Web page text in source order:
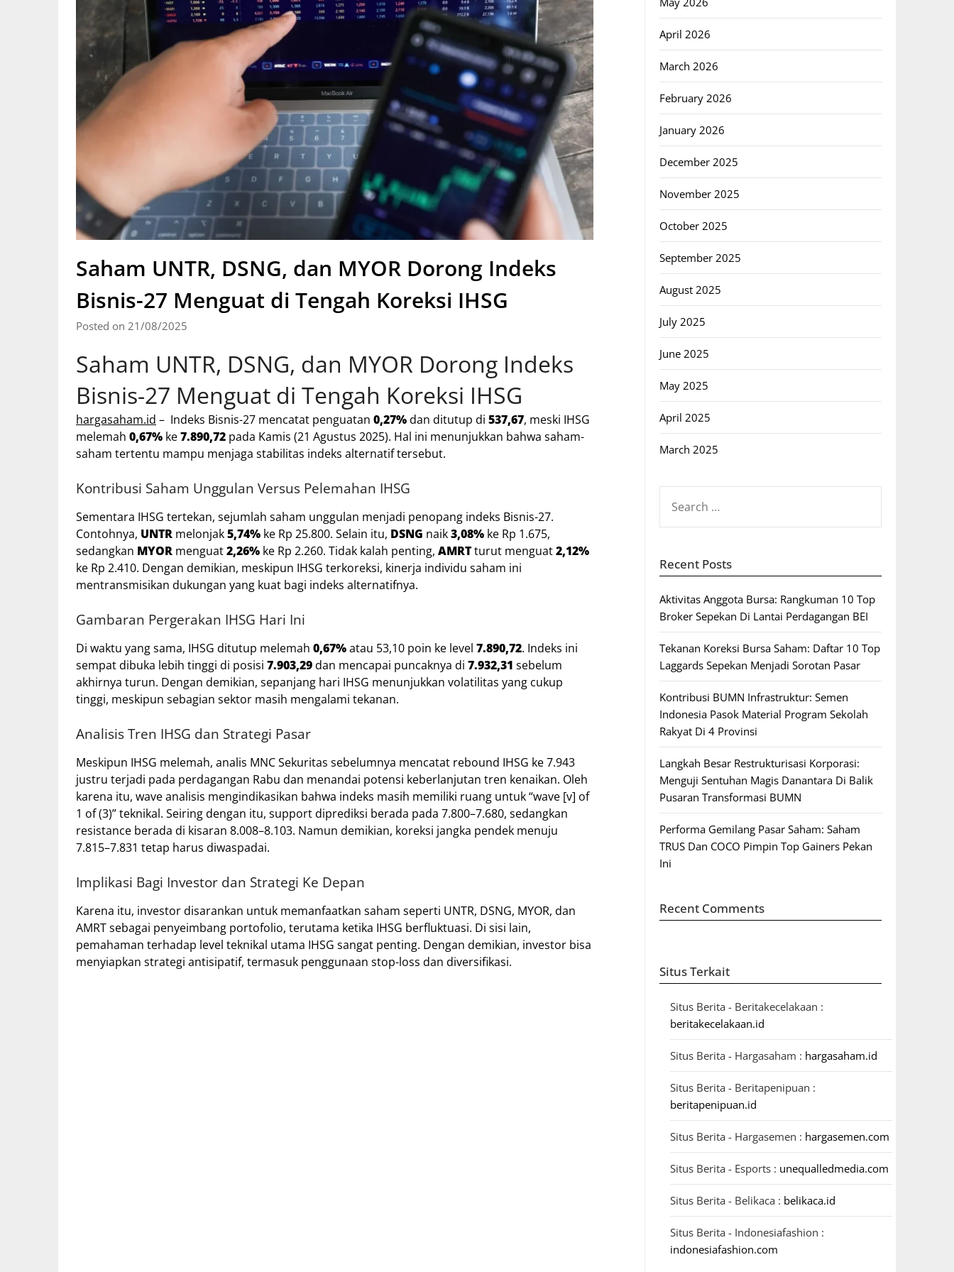
Saham UNTR, DSNG, dan MYOR Dorong Indeks
Bisnis-27 Menguat di Tengah Koreksi IHSG
Posted on 21/08/2025
Saham UNTR, DSNG, dan MYOR Dorong Indeks
Bisnis-27 Menguat di Tengah Koreksi IHSG
hargasaham.id – Indeks Bisnis-27 mencatat penguatan 0,27%dan ditutup di 537,67, meski IHSG
melemah 0,67% ke7.890,72 pada Kamis (21 Agustus 2025). Hal ini menunjukkan bahwa saham-
saham tertentu mampu menjaga stabilitas indeks alternatif tersebut.
Kontribusi Saham Unggulan Versus Pelemahan IHSG
Sementara IHSG tertekan, sejumlah saham unggulan menjadi penopang indeks Bisnis-27.
Contohnya, UNTR melonjak5,74% ke Rp 25.800. Selain itu, DSNG naik3,08% ke Rp 1.675,
sedangkan MYOR menguat2,26% ke Rp 2.260. Tidak kalah penting, AMRTturut menguat2,12%
ke Rp 2.410. Dengan demikian, meskipun IHSG terkoreksi, kinerja individu saham ini
mentransmisikan dukungan yang kuat bagi indeks alternatifnya.
Gambaran Pergerakan IHSG Hari Ini
Di waktu yang sama, IHSG ditutup melemah 0,67%atau 53,10 poin ke level 7.890,72. Indeks ini
sempat dibuka lebih tinggi di posisi 7.903,29dan mencapai puncaknya di 7.932,31 sebelum
akhirnya turun. Dengan demikian, sepanjang hari IHSG menunjukkan volatilitas yang cukup
tinggi, meskipun sebagian sektor masih mengalami tekanan.
Analisis Tren IHSG dan Strategi Pasar
Meskipun IHSG melemah, analis MNC Sekuritas sebelumnya mencatat rebound IHSG ke 7.943
justru terjadi pada perdagangan Rabu dan menandai potensi keberlanjutan tren kenaikan. Oleh
karena itu, wave analisis mengindikasikan bahwa indeks masih memiliki ruang untuk “wave [v] of
1 of (3)” teknikal. Seiring dengan itu, support diprediksi berada pada 7.800–7.680, sedangkan
resistance berada di kisaran 8.008–8.103. Namun demikian, koreksi jangka pendek menuju
7.815–7.831 tetap harus diwaspadai.
Implikasi Bagi Investor dan Strategi Ke Depan
Karena itu, investor disarankan untuk memanfaatkan saham seperti UNTR, DSNG, MYOR, dan
AMRT sebagai penyeimbang portofolio, terutama ketika IHSG berfluktuasi. Di sisi lain,
pemahaman terhadap level teknikal utama IHSG sangat penting. Dengan demikian, investor bisa
menyiapkan strategi antisipatif, termasuk penggunaan stop-loss dan diversifikasi.
April 2026
March 2026
February 2026
January 2026
December 2025
November 2025
October 2025
September 2025
August 2025
July 2025
June 2025
May 2025
April 2025
March 2025
FOR:
Recent Posts
Aktivitas Anggota Bursa: Rangkuman 10 Top
Broker Sepekan Di Lantai Perdagangan BEI
Tekanan Koreksi Bursa Saham: Daftar 10 Top
Laggards Sepekan Menjadi Sorotan Pasar
Kontribusi BUMN Infrastruktur: Semen
Indonesia Pasok Material Program Sekolah
Rakyat Di 4 Provinsi
Langkah Besar Restrukturisasi Korporasi:
Menguji Sentuhan Magis Danantara Di Balik
Pusaran Transformasi BUMN
Performa Gemilang Pasar Saham: Saham
TRUS Dan COCO Pimpin Top Gainers Pekan
Ini
Recent Comments
Situs Terkait
Situs Berita - Beritakecelakaan :
beritakecelakaan.id
Situs Berita - Hargasaham : hargasaham.id
Situs Berita - Beritapenipuan :
beritapenipuan.id
Situs Berita - Hargasemen : hargasemen.com
Situs Berita - Esports : unequalledmedia.com
Situs Berita - Belikaca : belikaca.id
Situs Berita - Indonesiafashion :
indonesiafashion.com